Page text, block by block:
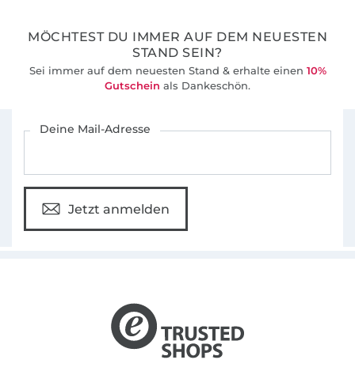
MÖCHTEST DU IMMER AUF DEM NEUESTEN
STAND SEIN?
Sei immer auf dem neuesten Stand & erhalte einen 10%
Gutschein als Dankeschön.
Deine Mail-Adresse
Jetzt anmelden